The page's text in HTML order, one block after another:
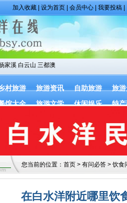
加入收藏 设为首页 会员中心 我要投稿
家溪 白云山 三都澳
村旅游 旅游资讯 自助旅游 旅
馆大全 旅游文学 休闲娱乐 特
您当前的位置： 首页 > 有问必答 > 饮食
在白水洋附近哪里饮